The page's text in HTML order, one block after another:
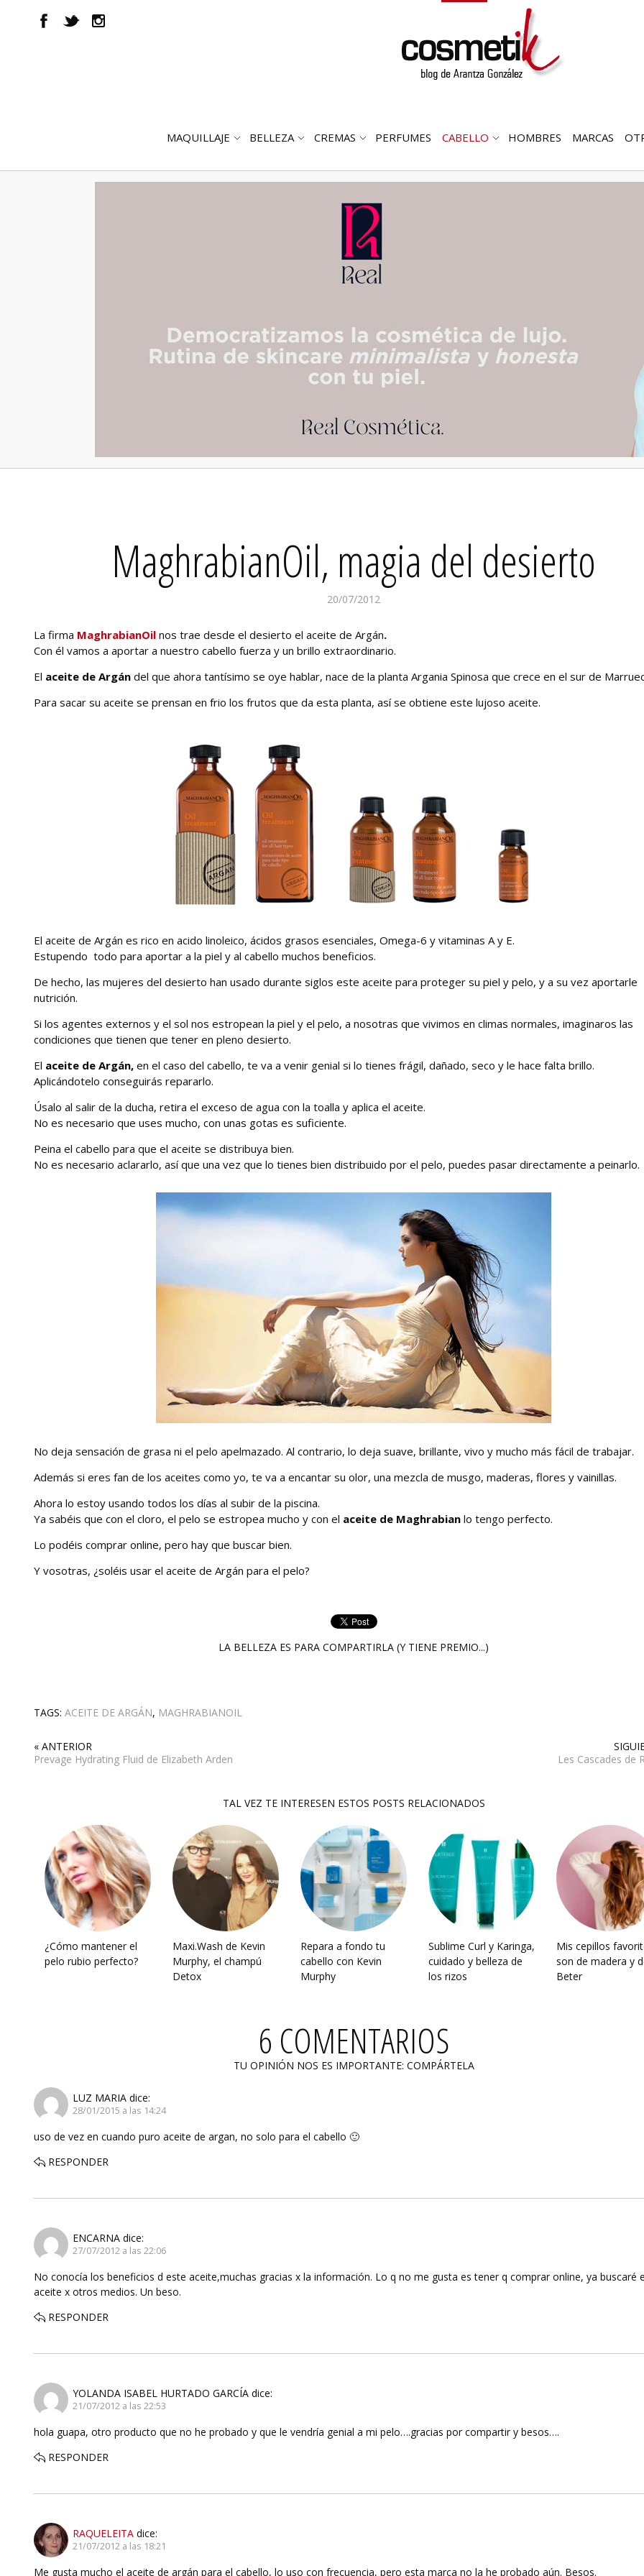
ABRIR
MAQUILLAJE
ABRIR
BELLEZA
ABRIR
CREMAS PERFUMES
ABRIR
CABELLO HOMBRES MARCAS
MaghrabianOil, magia del desierto
20/07/2012
La firma MaghrabianOil nos trae desde el desierto el aceite de Argán.
Con él vamos a aportar a nuestro cabello fuerza y un brillo extraordinario.
El aceite de Argán del que ahora tantísimo se oye hablar, nace de la planta Argania Spinosa que crece en el sur de
Para sacar su aceite se prensan en frio los frutos que da esta planta, así se obtiene este lujoso aceite.
El aceite de Argán es rico en acido linoleico, ácidos grasos esenciales, Omega-6 y vitaminas A y E.
Estupendo todo para aportar a la piel y al cabello muchos beneficios.
De hecho, las mujeres del desierto han usado durante siglos este aceite para proteger su piel y pelo, y a su vez aportarle
nutrición.
Si los agentes externos y el sol nos estropean la piel y el pelo, a nosotras que vivimos en climas normales, imaginaros las
condiciones que tienen que tener en pleno desierto.
El aceite de Argán, en el caso del cabello, te va a venir genial si lo tienes frágil, dañado, seco y le hace falta brillo.
Aplicándotelo conseguirás repararlo.
Úsalo al salir de la ducha, retira el exceso de agua con la toalla y aplica el aceite.
No es necesario que uses mucho, con unas gotas es suficiente.
Peina el cabello para que el aceite se distribuya bien.
No es necesario aclararlo, así que una vez que lo tienes bien distribuido por el pelo, puedes pasar directamente a peinarlo.
No deja sensación de grasa ni el pelo apelmazado. Al contrario, lo deja suave, brillante, vivo y mucho más fácil de trabajar.
Además si eres fan de los aceites como yo, te va a encantar su olor, una mezcla de musgo, maderas, flores y vainillas.
Ahora lo estoy usando todos los días al subir de la piscina.
Ya sabéis que con el cloro, el pelo se estropea mucho y con el aceite de Maghrabian lo tengo perfecto.
Lo podéis comprar online, pero hay que buscar bien.
Y vosotras, ¿soléis usar el aceite de Argán para el pelo?
LA BELLEZA ES PARA COMPARTIRLA (Y TIENE PREMIO...)
TAGS: ACEITE DE ARGÁN, MAGHRABIANOIL
« ANTERIOR
Prevage Hydrating Fluid de Elizabeth Arden
Les Cascades de
TAL VEZ TE INTERESEN ESTOS POSTS RELACIONADOS
¿Cómo mantener el
pelo rubio perfecto?
Maxi.Wash de Kevin
Murphy, el champú
Detox
Repara a fondo tu
cabello con Kevin
Murphy
Sublime Curl y Karinga,
cuidado y belleza de
los rizos
Mis cepillos
son de madera y
Beter
6 COMENTARIOS
TU OPINIÓN NOS ES IMPORTANTE: COMPÁRTELA
LUZ MARIA dice:
28/01/2015 a las 14:24
uso de vez en cuando puro aceite de argan, no solo para el cabello 🙂
RESPONDER
ENCARNA dice:
27/07/2012 a las 22:06
No conocía los beneficios d este aceite,muchas gracias x la información. Lo q no me gusta es tener q comprar online, ya buscaré
aceite x otros medios. Un beso.
RESPONDER
YOLANDA ISABEL HURTADO GARCÍA dice:
21/07/2012 a las 22:53
hola guapa, otro producto que no he probado y que le vendría genial a mi pelo….gracias por compartir y besos….
RESPONDER
RAQUELEITA dice:
21/07/2012 a las 18:21
Me gusta mucho el aceite de argán para el cabello, lo uso con frecuencia, pero esta marca no la he probado aún. Besos.